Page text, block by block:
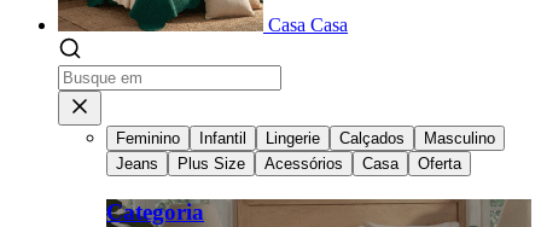
Casa Casa
Feminino Infantil Lingerie Calçados
Masculino
Jeans
Plus Size Acessórios Casa Oferta
Categoria